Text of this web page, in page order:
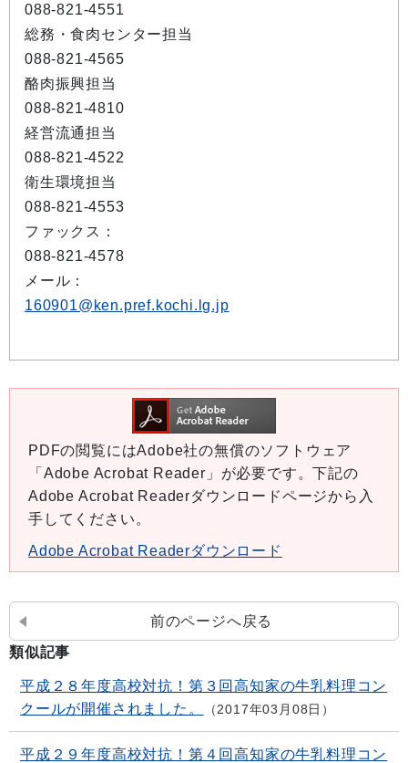
088-821-4551
総務・食肉センター担当
088-821-4565
酪肉振興担当
088-821-4810
経営流通担当
088-821-4522
衛生環境担当
088-821-4553
ファックス：
088-821-4578
メール：
160901@ken.pref.kochi.lg.jp
PDFの閲覧にはAdobe社の無償のソフトウェア
「Adobe Acrobat Reader」が必要です。下記の
Adobe Acrobat Readerダウンロードページから入
手してください。
Adobe Acrobat Readerダウンロード
前のページへ戻る
類似記事
平成２８年度高校対抗！第３回高知家の牛乳料理コン
クールが開催されました。
2017年03月08日
平成２９年度高校対抗！第４回高知家の牛乳料理コン